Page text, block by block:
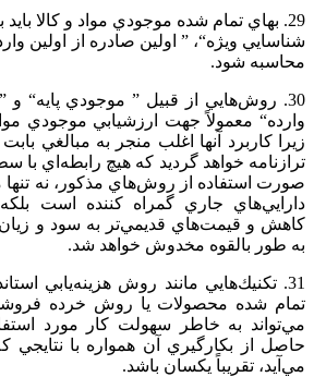
29. بهاي‌ تمام‌ شده‌ موجودي‌ مواد و کالا
شناسايي‌ ويژه‌“، ” اولين‌ صادره‌ از اولين‌
محاسبه‌ شود.
30. روش‌هايي‌ از قبيل‌ ” موجودي‌ پايه“ و
وارده“ معمولاً جهت‌ ارزشيابي‌ موجودي‌
زيرا كاربرد آنها اغلب‌ منجر به‌ مبالغي‌
ترازنامه‌ خواهد گرديد كه‌ هيچ‌ رابطه‌اي‌ با
صورت‌ استفاده‌ از روش‌هاي‌ مذكور، نه‌
دارايي‌هاي‌ جاري‌ گمراه‌ كننده‌ است‌
كاهش‌ و قيمت‌هاي‌ قديمي‌تر به‌ سود و زيان‌
به‌ طور بالقوه‌ مخدوش‌ خواهد شد.
31. تكنيك‌هايي‌ مانند روش‌ هزينه‌يابي‌
تمام‌ شده‌ محصولات‌ يا روش‌ خرده‌ فروشي‌
مي‌تواند به‌ خاطر سهولت‌ كار مورد
مي‌آيد، تقريباً يكسان‌ باشد.